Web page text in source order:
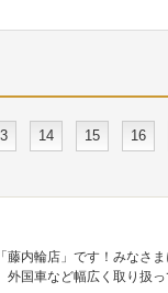
14 15 16
内輪店」です！みなさ
国車など幅広く取り扱っ